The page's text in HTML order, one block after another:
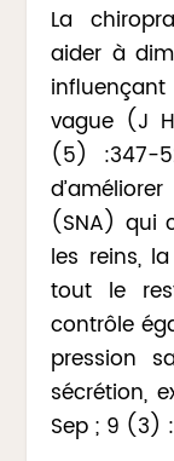
La
aider à
vague (J
(5) :347-
(SNA) qui
les reins,
tout le
contrôle
pression
sécrétion,
Sep ; 9 (3)